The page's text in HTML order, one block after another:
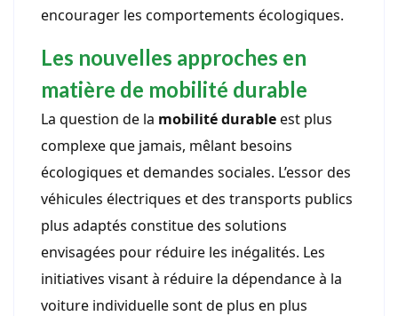
encourager les comportements écologiques.
Les nouvelles approches en
matière de mobilité durable
La question de la mobilité durableest plus
complexe que jamais, mêlant besoins
écologiques et demandes sociales. L’essor des
véhicules électriques et des transports publics
plus adaptés constitue des solutions
envisagées pour réduire les inégalités. Les
initiatives visant à réduire la dépendance à la
voiture individuelle sont de plus en plus